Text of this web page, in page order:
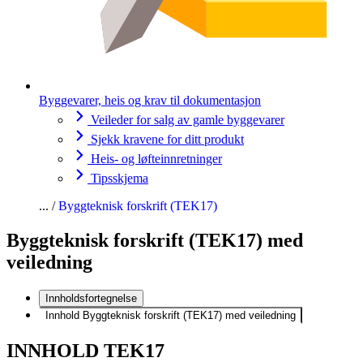
Byggevarer, heis og krav til dokumentasjon
Veileder for salg av gamle byggevarer
Sjekk kravene for ditt produkt
Heis- og løfteinnretninger
Tipsskjema
Byggteknisk forskrift (TEK17)
Byggteknisk forskrift (TEK17) med
veiledning
Innholdsfortegnelse
Innhold Byggteknisk forskrift (TEK17) med veiledning
INNHOLD TEK17